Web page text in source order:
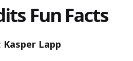
Fun Facts
Kasper Lapp